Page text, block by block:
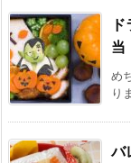
当
め
り
バ